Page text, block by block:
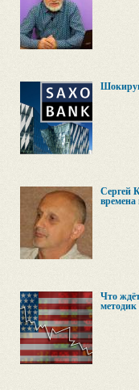
Сергей
Что